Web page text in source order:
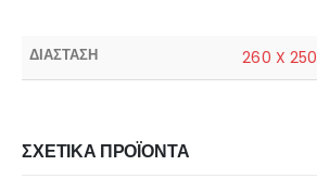
ΔΙΑΣΤΑΣΗ 260 X 250
ΣΧΕΤΙΚΆ ΠΡΟΪΌΝΤΑ